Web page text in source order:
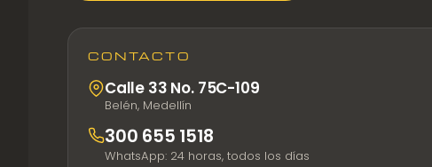
CONTACTO
Calle 33 No. 75C-109
Belén, Medellín
300 655 1518
WhatsApp: 24 horas, todos los días